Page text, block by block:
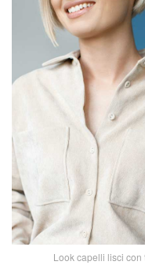
Look capelli lisci